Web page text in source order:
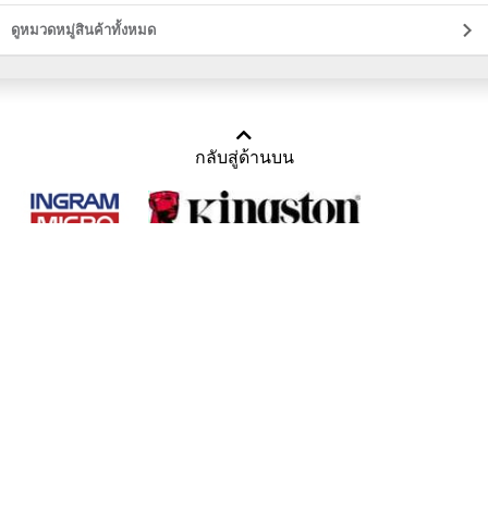
ดูหมวดหมู่สินค้าทั้งหมด
กลับสู่ด้านบน